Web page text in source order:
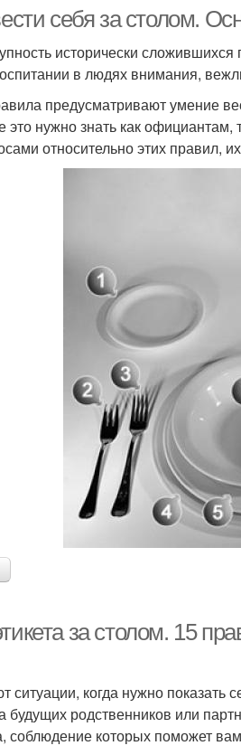
себя за столом.
исторически
в людях внимания,
предусматривают умение
это нужно знать как
относительно этих правил,
за столом. 15
ситуации, когда нужно показать
будущих родственников или
соблюдение которых поможет